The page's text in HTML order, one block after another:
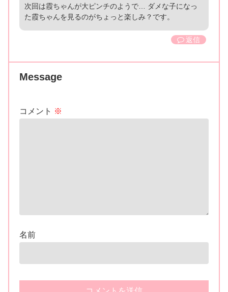
次回は霞ちゃんが大ピンチのようで… ダメな子になっ
た霞ちゃんを見るのがちょっと楽しみ？です。
返信
Message
コメント ※
名前